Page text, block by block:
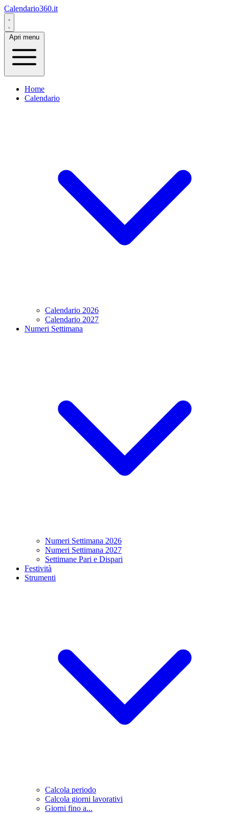
Calendario360.it
Apri menu
Home
Calendario
Calendario 2026
Calendario 2027
Numeri Settimana
Numeri Settimana 2026
Numeri Settimana 2027
Settimane Pari e Dispari
Festività
Strumenti
Calcola periodo
Calcola giorni lavorativi
Giorni fino a...